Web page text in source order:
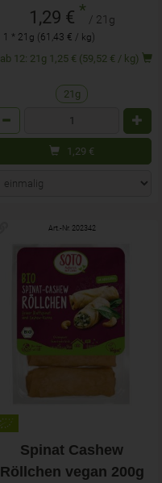
1,29 € * / 21g
1 * 21g (61,43 € / kg)
ab 12: 21g 1,25 € (59,52 € / kg)
21g
1,29 €
Art.-Nr. 202342
Spinat Cashew
Röllchen vegan 200g